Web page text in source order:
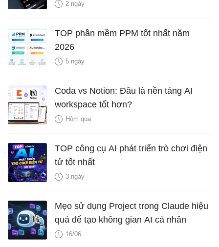
mỗi tuần?
2 ngày
TOP phần mềm PPM tốt nhất năm
2026
5 ngày
Coda vs Notion: Đâu là nền tảng AI
workspace tốt hơn?
Hôm qua
TOP công cụ AI phát triển trò chơi điện
tử tốt nhất
3 ngày
Mẹo sử dụng Project trong Claude hiệu
quả để tạo không gian AI cá nhân
16/06